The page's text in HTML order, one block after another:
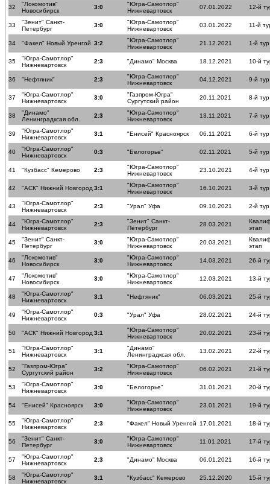
32
"Локомотив"
Новосибирск
3:0
"Югра-Самотлор"
Нижневартовск
07.01.2022 12-й
33
"Зенит" Санкт-
Петербург
3:0
"Югра-Самотлор"
Нижневартовск
03.01.2022 11-й
34 "Факел" Новый Уренгой 3:2
"Югра-Самотлор"
Нижневартовск
21.12.2021 1-й тур
35
"Югра-Самотлор"
Нижневартовск
2:3 "Динамо" Москва 18.12.2021 10-й
36 "Нефтяник" 2:3
"Югра-Самотлор"
Нижневартовск
04.12.2021 9-й тур
37
"Югра-Самотлор"
Нижневартовск
3:0
"Газпром-Югра"
Сургутский район
20.11.2021 8-й тур
38
"Динамо"
Ленинградксая обл.
2:3
"Югра-Самотлор"
Нижневартовск
13.11.2021 7-й тур
39
"Югра-Самотлор"
Нижневартовск
3:1 "Енисей" Красноярск 06.11.2021 6-й тур
40
"Югра-Самотлор"
Нижневартовск
0:3 "Белогорье" 02.11.2021 5-й тур
41 "Кузбасс" Кемерово 2:3
"Югра-Самотлор"
Нижневартовск
23.10.2021 4-й тур
42 "АСК" Нижний Новгород 3:1
"Югра-Самотлор"
Нижневартовск
16.10.2021 3-й тур
43
"Югра-Самотлор"
Нижневартовск
2:3 "Урал" Уфа 09.10.2021 2-й тур
44
"Югра-Самотлор"
Нижневартовск
2:3
"Зенит" Санкт-
Петербург
28.03.2021
этап
45
"Зенит" Санкт-
Петербург
3:0
"Югра-Самотлор"
Нижневартовск
20.03.2021
этап
46
"Локомотив"
Новосибирск
3:0
"Югра-Самотлор"
Нижневартовск
14.03.2021 26-й
47
"Локомотив"
Новосибирск
3:0
"Югра-Самотлор"
Нижневартовск
12.03.2021 13-й
48
"Югра-Самотлор"
Нижневартовск
3:1 "Нефтяник" 06.03.2021 25-й
49
"Югра-Самотлор"
Нижневартовск
0:3 "Урал" Уфа 28.02.2021 24-й
50 "АСК" Нижний Новгород 3:1
"Югра-Самотлор"
Нижневартовск
20.02.2021 23-й
51
"Югра-Самотлор"
Нижневартовск
3:1
"Динамо"
Ленинградксая обл.
13.02.2021 22-й
52
"Газпром-Югра"
Сургутский район
3:2
"Югра-Самотлор"
Нижневартовск
06.02.2021 21-й
53
"Югра-Самотлор"
Нижневартовск
3:0 "Белогорье" 31.01.2021 20-й
54 "Енисей" Красноярск 3:0
"Югра-Самотлор"
Нижневартовск
23.01.2021 19-й
55
"Югра-Самотлор"
Нижневартовск
2:3 "Факел" Новый Уренгой 17.01.2021 18-й
56
"Зенит" Санкт-
Петербург
3:0
"Югра-Самотлор"
Нижневартовск
11.01.2021 17-й
57
"Югра-Самотлор"
Нижневартовск
2:3 "Динамо" Москва 06.01.2021 16-й
58
"Югра-Самотлор"
Нижневартовск
3:1 "Кузбасс" Кемерово 25.12.2020 15-й